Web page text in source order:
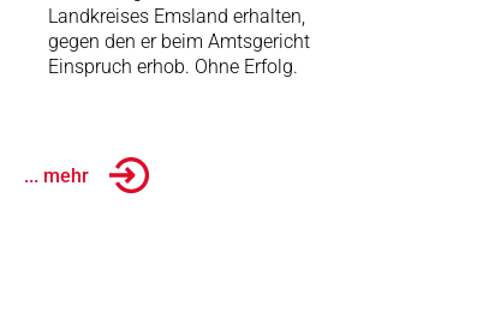
Landkreises Emsland erhalten,
gegen den er beim Amtsgericht
Einspruch erhob. Ohne Erfolg.
... mehr